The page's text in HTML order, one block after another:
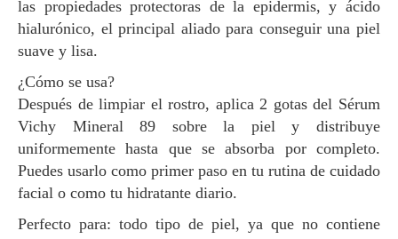
las propiedades protectoras de la epidermis, y ácido
hialurónico, el principal aliado para conseguir una piel
suave y lisa.
¿Cómo se usa?
Después de limpiar el rostro, aplica 2 gotas del Sérum
Vichy Mineral 89 sobre la piel y distribuye
uniformemente hasta que se absorba por completo.
Puedes usarlo como primer paso en tu rutina de cuidado
facial o como tu hidratante diario.
Perfecto para: todo tipo de piel, ya que no contiene